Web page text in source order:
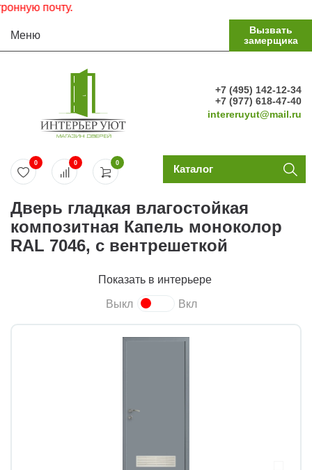
Меню
Вызвать
замерщика
+7 (495) 142-12-34
+7 (977) 618-47-40
intereruyut@mail.ru
0
0 0 Каталог
Дверь гладкая влагостойкая
композитная Капель моноколор
RAL 7046, с вентрешеткой
Показать в интерьере
Выкл Вкл